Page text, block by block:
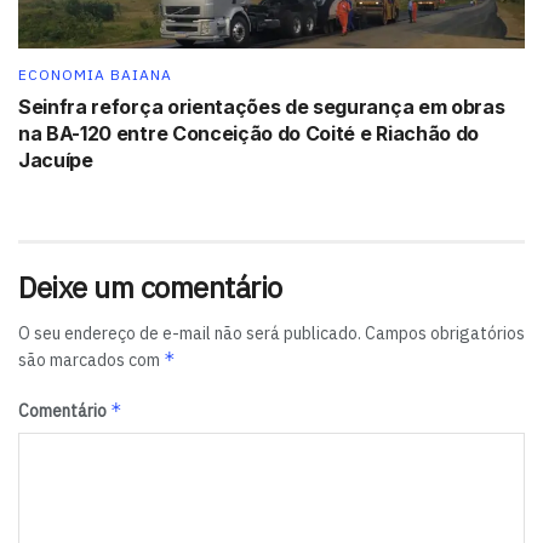
ajustes técnicos e operacionais sem comprometer a
programação artística.
Com a conclusão das obras, o equipamento reforça seu
papel como um dos principais símbolos da cultura
baiana e brasileira e volta a integrar plenamente o
Antonio Peres Junior lança livro sobre Direito,
empreendedorismo e a conexão entre Brasil e Espanha.
ECONOMIA BAIANA
Seinfra reforça orientações de segurança em obras
na BA-120 entre Conceição do Coité e Riachão do
Jacuípe
Deixe um comentário
O seu endereço de e-mail não será publicado. Campos obrigatórios
são marcados com *
Comentário *